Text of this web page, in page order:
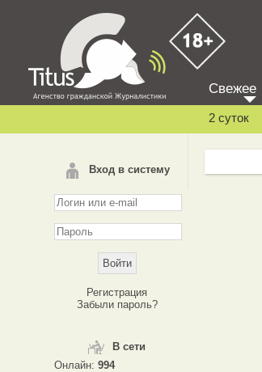
Вход в систему
Регистрация
Забыли пароль?
В сети
Онлайн: 994
Свежее
2 суток